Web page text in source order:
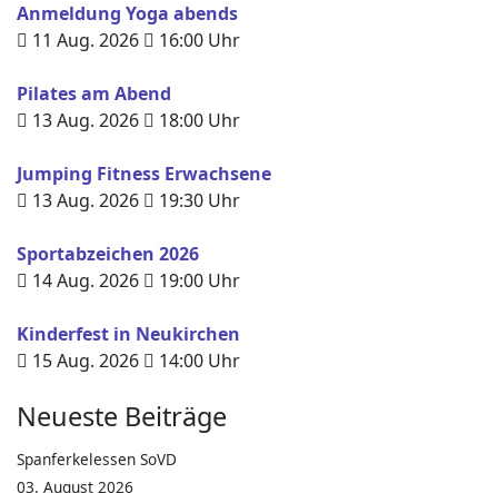
Anmeldung Yoga abends
11 Aug. 2026
16:00 Uhr
Pilates am Abend
13 Aug. 2026
18:00 Uhr
Jumping Fitness Erwachsene
13 Aug. 2026
19:30 Uhr
Sportabzeichen 2026
14 Aug. 2026
19:00 Uhr
Kinderfest in Neukirchen
15 Aug. 2026
14:00 Uhr
Neueste Beiträge
Spanferkelessen SoVD
03. August 2026